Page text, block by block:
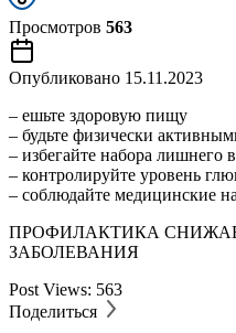
Просмотров 563
Опубликовано 15.11.2023
– ешьте здоровую пищу
– будьте физически
– избегайте набора лишнего
– контролируйте уровень
– соблюдайте медицинские
ПРОФИЛАКТИКА
ЗАБОЛЕВАНИЯ
Post Views: 563
Поделиться